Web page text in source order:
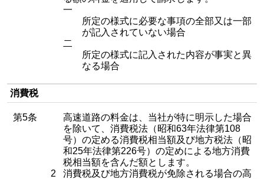
一
所定の様式に必要な事項の全部又は一部
が記入されていない場合
二
所定の様式に記入された内容が事実と異
なる場合
消費税
第5条
高速道路の料金は、当社が特に明示した場合
を除いて、消費税法（昭和63年法律第108
号）の定める消費税相当額及び地方税法（昭
和25年法律第226号）の定めによる地方消費
税相当額を含んだ額とします。
2 消費税及び地方消費税が免除される場合の高